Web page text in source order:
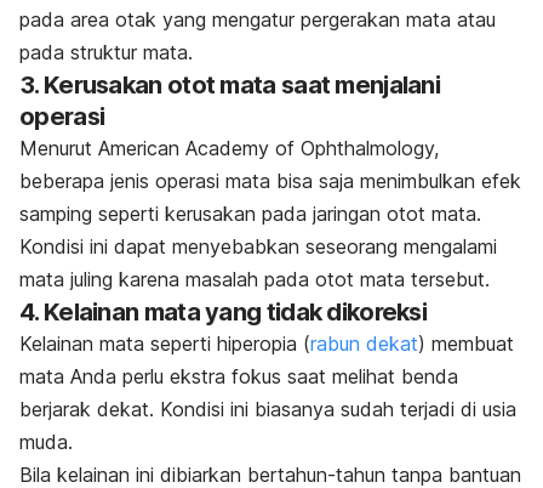
pada area otak yang mengatur pergerakan mata atau
pada struktur mata.
3. Kerusakan otot mata saat menjalani
operasi
Menurut American Academy of Ophthalmology,
beberapa jenis operasi mata bisa saja menimbulkan efek
samping seperti kerusakan pada jaringan otot mata.
Kondisi ini dapat menyebabkan seseorang mengalami
mata juling karena masalah pada otot mata tersebut.
4. Kelainan mata yang tidak dikoreksi
Kelainan mata seperti hiperopia (rabun dekat) membuat
mata Anda perlu ekstra fokus saat melihat benda
berjarak dekat. Kondisi ini biasanya sudah terjadi di usia
muda.
Bila kelainan ini dibiarkan bertahun-tahun tanpa bantuan